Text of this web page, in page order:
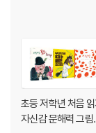
초등 저학년 처음 읽
자신감 문해력 그림